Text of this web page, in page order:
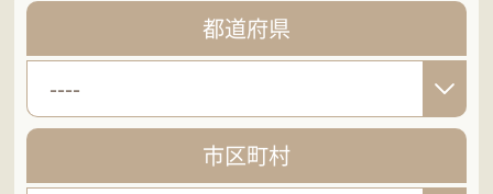
都道府県
----
市区町村